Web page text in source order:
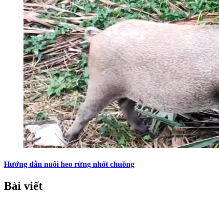
Hướng dẫn nuôi heo rừng nhốt chuồng
Bài viết